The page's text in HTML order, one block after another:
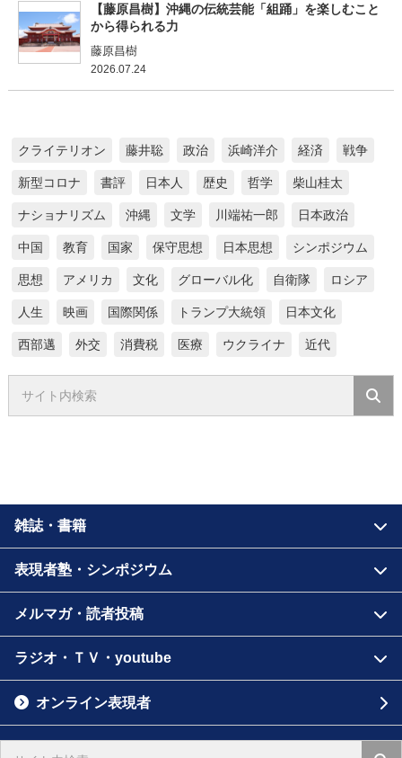
【藤原昌樹】沖縄の伝統芸能「組踊」を楽しむこと
から得られる力
藤原昌樹
2026.07.24
クライテリオン 藤井聡 政治 浜崎洋介 経済 戦争
新型コロナ 書評 日本人 歴史 哲学 柴山桂太
ナショナリズム 沖縄 文学 川端祐一郎 日本政治
中国 教育 国家 保守思想 日本思想 シンポジウム
思想 アメリカ 文化 グローバル化 自衛隊 ロシア
人生 映画 国際関係 トランプ大統領 日本文化
西部邁 外交 消費税 医療 ウクライナ 近代
雑誌・書籍
表現者塾・シンポジウム
メルマガ・読者投稿
ラジオ・ＴＶ・youtube
オンライン表現者